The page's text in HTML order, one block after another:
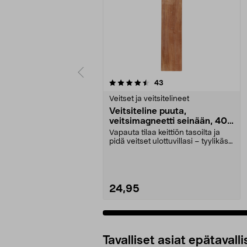
43
Veitset ja veitsitelineet
Veitsiteline puuta,
veitsimagneetti seinään, 40
cm
Vapauta tilaa keittiön tasoilta ja
pidä veitset ulottuvillasi – tyylikäs
24,95
4.5 viidestä
Tavalliset asiat